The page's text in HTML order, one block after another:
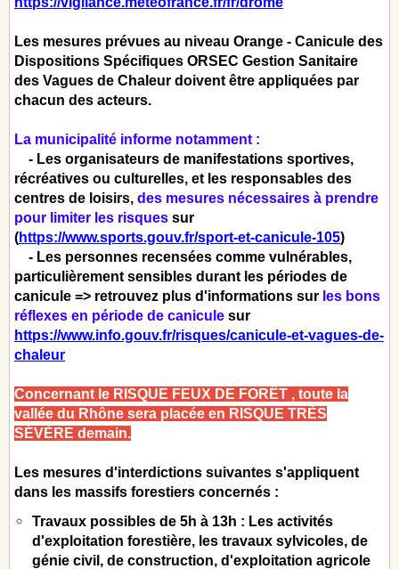
Les mesures prévues au niveau Orange - Canicule des
Dispositions Spécifiques ORSEC Gestion Sanitaire
des Vagues de Chaleur doivent être appliquées par
chacun des acteurs.
La municipalité informe notamment :
- Les organisateurs de manifestations sportives,
récréatives ou culturelles, et les responsables des
centres de loisirs, des mesures nécessaires à prendre
pour limiter les risques sur
(https://www.sports.gouv.fr/sport-et-canicule-105)
- Les personnes recensées comme vulnérables,
particulièrement sensibles durant les périodes de
canicule => retrouvez plus d'informations sur les bons
réflexes en période de canicule sur
https://www.info.gouv.fr/risques/canicule-et-vagues-de-
chaleur
Concernant le RISQUE FEUX DE FORÊT , toute la
vallée du Rhône sera placée en RISQUE TRÈS
SÉVÈRE demain.
Les mesures d'interdictions suivantes s'appliquent
dans les massifs forestiers concernés :
Travaux possibles de 5h à 13h : Les activités
d'exploitation forestière, les travaux sylvicoles, de
génie civil, de construction, d'exploitation agricole